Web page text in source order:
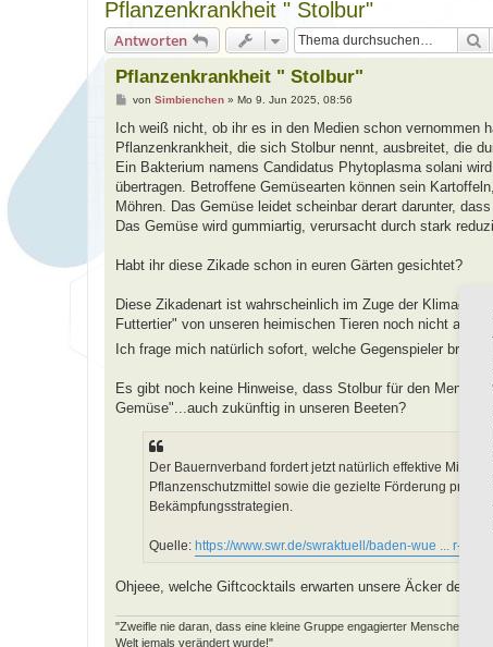
Pflanzenkrankheit " Stolbur"
Antworten
Pflanzenkrankheit " Stolbur"
B
i
r
a
von Simbienchen» Mo 9. Jun 2025, 08:56
Ich weiß nicht, ob ihr es in den Medien schon
Pflanzenkrankheit, die sich Stolbur nennt, ausbreitet, die
Ein Bakterium namens Candidatus Phytoplasma solani
übertragen. Betroffene Gemüsearten können sein
Möhren. Das Gemüse leidet scheinbar derart darunter,
Das Gemüse wird gummiartig, verursacht durch stark
Habt ihr diese Zikade schon in euren Gärten gesichtet?
Diese Zikadenart ist wahrscheinlich im Zuge der
Futtertier" von unseren heimischen Tieren noch nicht
Ich frage mich natürlich sofort, welche Gegenspieler
Es gibt noch keine Hinweise, dass Stolbur für den
Gemüse"...auch zukünftig in unseren Beeten?
Der Bauernverband fordert jetzt natürlich effektive Mittel
Pflanzenschutzmittel sowie die gezielte Förderung
Bekämpfungsstrategien.
Quelle: https://www.swr.de/swraktuell/baden-wue ... r-
Ohjeee, welche Giftcocktails erwarten unsere Äcker denn
"Zweifle nie daran, dass eine kleine Gruppe engagierter Menschen die
Welt jemals verändert wurde!"